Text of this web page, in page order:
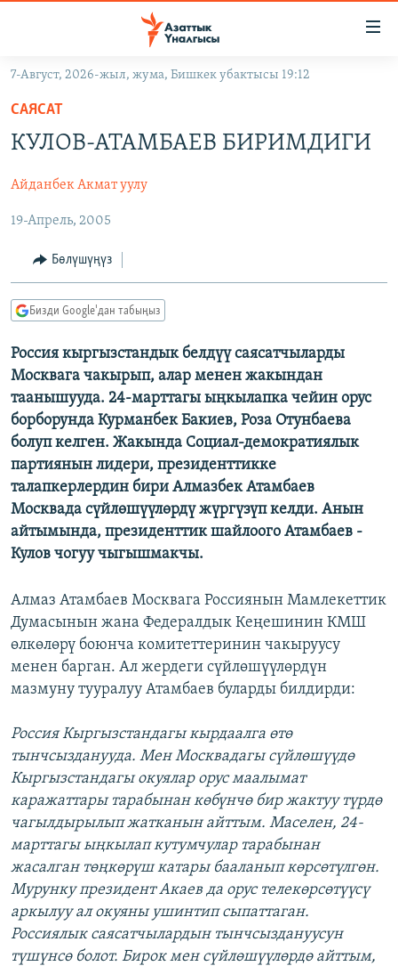
Навигацияга
өтүңүз
Издөөгө
салыңыз
САЯСАТ
ЭКОНОМИКА
МАДАНИЯТ
ДҮЙНӨ
БОРБОР АЗИЯ
УКРАИНА
АТАЙЫН ИЛИКТӨӨ
ТВ ПРОГРАММАЛАР
БҮГҮН АЗАТТЫКТА
ЭКСПЕРТТЕР ТАЛДАЙТ
БИЗ ЖАНА ДҮЙНӨ
ДАНИСТЕ
ЭЖЕ-СИҢДИЛЕР
АЗАТТЫК+
ЫҢГАЙСЫЗ СУРООЛОР
ПОДКАСТ
ӨЗГӨЧӨ ПИКИР
Русский
ОНЛАЙН ШЕРИНЕ
ЭЕ/АРнун бардык сайттары
7-Август, 2026-жыл, жума, Бишкек убактысы 19:12
САЯСАТ
КУЛОВ-АТАМБАЕВ БИРИМДИГИ
Айданбек Акмат уулу
19-Апрель, 2005
Бөлүшүңүз
Бизди Google'дан табыңыз
Россия кыргызстандык белдүү саясатчыларды
Москвага чакырып, алар менен жакындан
таанышууда. 24-марттагы ыңкылапка чейин орус
борборунда Курманбек Бакиев, Роза Отунбаева
болуп келген. Жакында Социал-демократиялык
партиянын лидери, президенттикке
талапкерлердин бири Алмазбек Атамбаев
Москвада сүйлөшүүлөрдү жүргүзүп келди. Анын
айтымында, президенттик шайлоого Атамбаев -
Кулов чогуу чыгышмакчы.
Алмаз Атамбаев Москвага Россиянын Мамлекеттик
Думасынын жана Федералдык Кеңешинин КМШ
өлкөлөрү боюнча комитеттеринин чакыруусу
менен барган. Ал жердеги сүйлөшүүлөрдүн
мазмуну тууралуу Атамбаев буларды билдирди:
Россия Кыргызстандагы кырдаалга өтө
тынчсызданууда. Мен Москвадагы сүйлөшүүдө
Кыргызстандагы окуялар орус маалымат
каражаттары тарабынан көбүнчө бир жактуу түрдө
чагылдырылып жатканын айттым. Маселен, 24-
марттагы ыңкылап кутумчулар тарабынан
жасалган төңкөрүш катары бааланып көрсөтүлгөн.
Мурунку президент Акаев да орус телекөрсөтүүсү
аркылуу ал окуяны ушинтип сыпаттаган.
Россиялык саясатчылардын тынчсыздануусун
түшүнсө болот. Бирок мен сүйлөшүүлөрдө айттым,